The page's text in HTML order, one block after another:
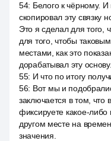
54: Белого к чёрному. И
скопировал эту связку
Это я сделал для того,
для того, чтобы
местами, как это
дорабатывал эту основу.
55: И что по итогу
56: Вот мы и
заключается в том, что
фиксируете какое-
другом месте на
значения.